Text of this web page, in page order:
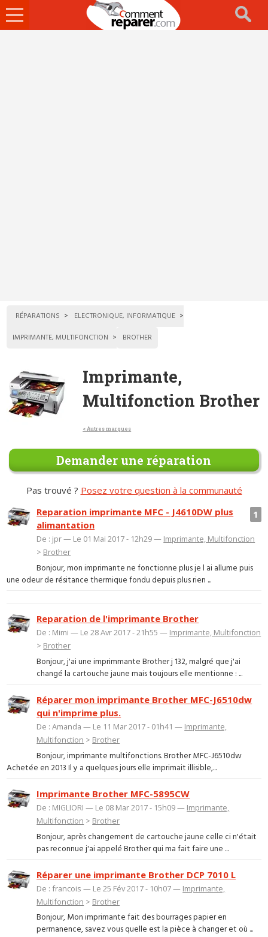
Ouvrir
le
RÉPARATIONS
ELECTRONIQUE, INFORMATIQUE
IMPRIMANTE, MULTIFONCTION
BROTHER
Imprimante,
Multifonction Brother
< Autres marques
Demander une réparation
Pas trouvé ? Posez votre question à la communauté
1
Reparation imprimante MFC - J4610DW plus
alimantation
De : jpr — Le 01 Mai 2017 - 12h29 — Imprimante, Multifonction
> Brother
Bonjour, mon imprimante ne fonctionne plus je l ai allume puis
une odeur de résitance thermique fondu depuis plus rien ...
Reparation de l'imprimante Brother
De : Mimi — Le 28 Avr 2017 - 21h55 — Imprimante, Multifonction
> Brother
Bonjour, j'ai une imprimmante Brother j 132, malgré que j'ai
changé la cartouche jaune mais toujours elle mentionne : ...
Réparer mon imprimante Brother MFC-J6510dw
qui n'imprime plus.
De : Amanda — Le 11 Mar 2017 - 01h41 — Imprimante,
Multifonction > Brother
Bonjour, imprimante multifonctions. Brother MFC-J6510dw
Achetée en 2013 Il y a quelques jours elle imprimait illisible,...
Imprimante Brother MFC-5895CW
De : MIGLIORI — Le 08 Mar 2017 - 15h09 — Imprimante,
Multifonction > Brother
Bonjour, après changement de cartouche jaune celle ci n'était
pas reconnue j'ai appelé Brother qui ma fait faire une ...
Réparer une imprimante Brother DCP 7010 L
De : francois — Le 25 Fév 2017 - 10h07 — Imprimante,
Multifonction > Brother
Bonjour, Mon imprimante fait des bourrages papier en
permanence, savez vous quelle est la pièce à changer et où ...